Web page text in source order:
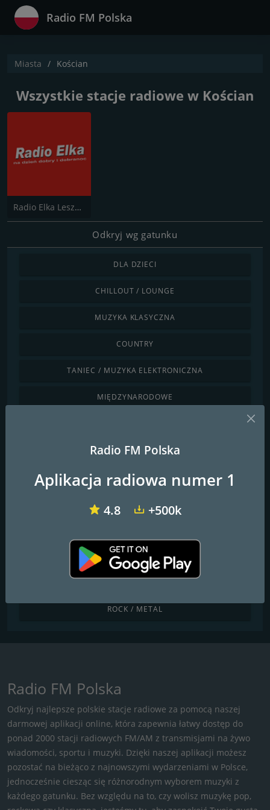
Radio FM Polska
Miasta Kościan
Wszystkie stacje radiowe w Kościan
Radio Elka Leszno
Odkryj wg gatunku
DLA DZIECI
CHILLOUT / LOUNGE
MUZYKA KLASYCZNA
COUNTRY
TANIEC / MUZYKA ELEKTRONICZNA
MIĘDZYNARODOWE
LATINO / KARAIBY
LOKALNE
WIADOMOŚCI / ROZMOWY
R&B / HIP HOP
ROCK / METAL
Radio FM Polska
Odkryj najlepsze polskie stacje radiowe za pomocą naszej
darmowej aplikacji online, która zapewnia łatwy dostęp do
ponad 2000 stacji radiowych FM/AM z transmisjami na żywo
wiadomości, sportu i muzyki. Dzięki naszej aplikacji możesz
pozostać na bieżąco z najnowszymi wydarzeniami w Polsce,
jednocześnie ciesząc się różnorodnym wyborem muzyki z
każdego gatunku. Bez względu na to, czy wolisz muzykę pop,
Radio FM Polska
Aplikacja radiowa numer 1
4.8 +500k